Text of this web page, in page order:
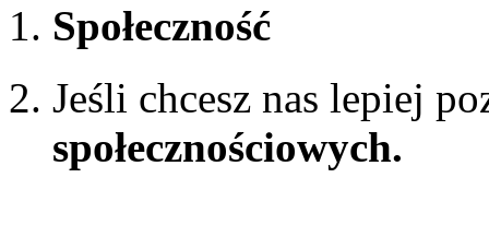
Społeczność
Jeśli chcesz nas lepiej
społecznościowych.